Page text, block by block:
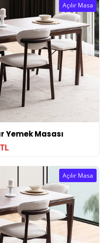
Yemek Masası
Açılır Masa
Açılır Masa